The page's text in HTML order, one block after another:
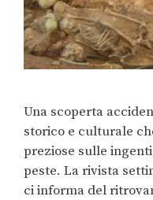
Una scoperta
storico e culturale
preziose sulle
peste. La rivista
ci informa del